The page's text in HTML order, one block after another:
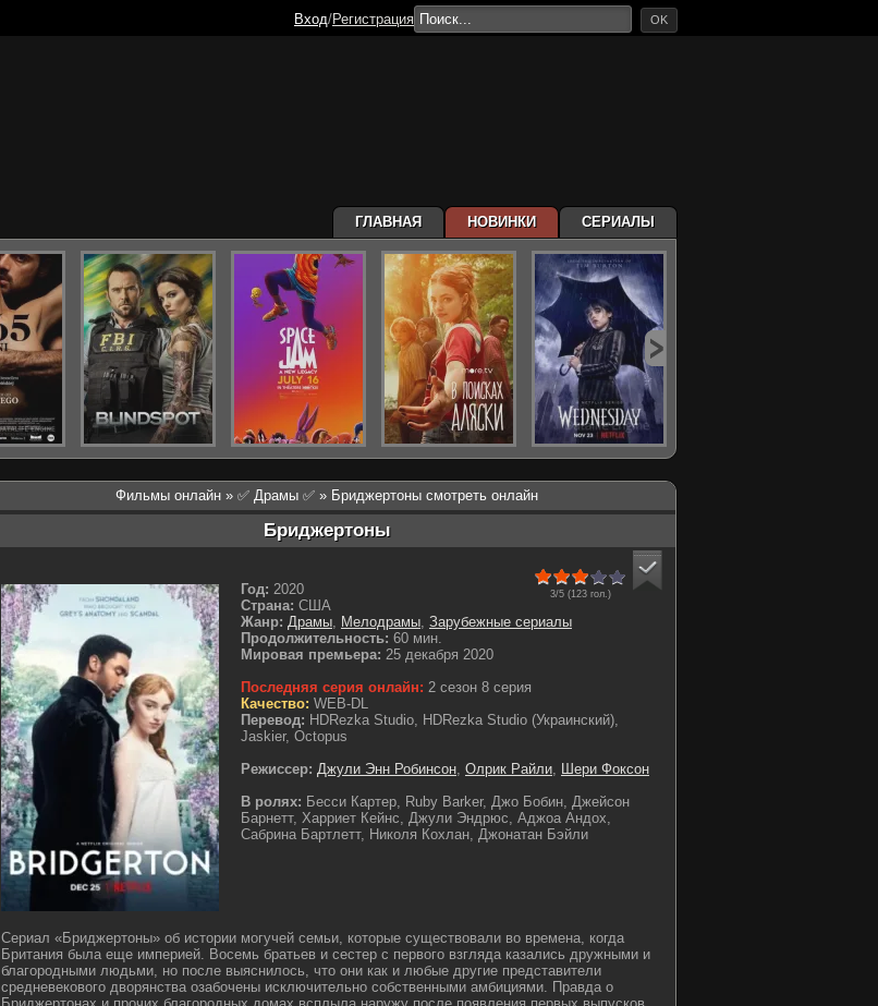
Фильмы онлайн » ✅ Драмы ✅ » Бриджертоны смотреть онлайн
Бриджертоны
3/5 (123гол.)
Год: 2020
Страна: США
Жанр: Драмы, Мелодрамы, Зарубежные сериалы
Продолжительность: 60 мин.
Мировая премьера: 25 декабря 2020
Последняя серия онлайн: 2 сезон 8 серия
Качество: WEB-DL
Перевод: HDRezka Studio, HDRezka Studio (Украинский),
Jaskier, Octopus
Режиссер: Джули Энн Робинсон, Олрик Райли, Шери Фоксон
В ролях: Бесси Картер, Ruby Barker, Джо Бобин, Джейсон
Барнетт, Харриет Кейнс, Джули Эндрюс, Аджоа Андох,
Сабрина Бартлетт, Николя Кохлан, Джонатан Бэйли
Сериал «Бриджертоны» об истории могучей семьи, которые существовали во времена, когда
Британия была еще империей. Восемь братьев и сестер с первого взгляда казались дружными и
благородными людьми, но после выяснилось, что они как и любые другие представители
средневекового дворянства озабочены исключительно собственными амбициями. Правда о
ГЛАВНАЯ НОВИНКИ СЕРИАЛЫ
Вход/Регистрация OK